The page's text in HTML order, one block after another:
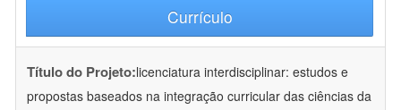
Currículo
Título do Projeto:licenciatura interdisciplinar: estudos e
propostas baseados na integração curricular das ciências da